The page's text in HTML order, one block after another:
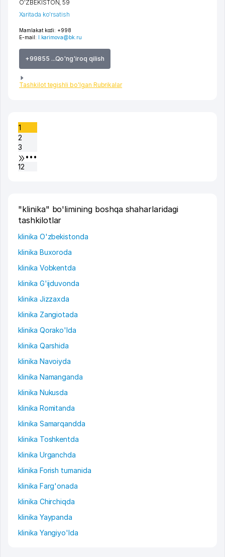
Mamlakat kodi: +998
E-mail: l.karimova@bk.ru
+99855 ...Qo'ng'iroq qilish
Tashkilot tegishli bo'lgan Rubrikalar
O'ZBEKISTON , 59
Xaritada ko'rsatish
1
2
3
•••
12
"klinika" bo'limining boshqa shaharlaridagi
tashkilotlar
klinika O'zbekistonda
klinika Buxoroda
klinika Vobkentda
klinika G'ijduvonda
klinika Jizzaxda
klinika Zangiotada
klinika Qorako'lda
klinika Qarshida
klinika Navoiyda
klinika Namanganda
klinika Nukusda
klinika Romitanda
klinika Samarqandda
klinika Toshkentda
klinika Urganchda
klinika Forish tumanida
klinika Farg'onada
klinika Chirchiqda
klinika Yaypanda
klinika Yangiyo'lda